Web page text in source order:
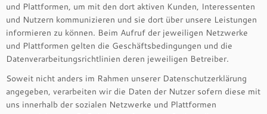
und Plattformen, um mit den dort aktiven Kunden, Interessenten
und Nutzern kommunizieren und sie dort über unsere Leistungen
informieren zu können. Beim Aufruf der jeweiligen Netzwerke
und Plattformen gelten die Geschäftsbedingungen und die
Datenverarbeitungsrichtlinien deren jeweiligen Betreiber.
Soweit nicht anders im Rahmen unserer Datenschutzerklärung
angegeben, verarbeiten wir die Daten der Nutzer sofern diese mit
uns innerhalb der sozialen Netzwerke und Plattformen